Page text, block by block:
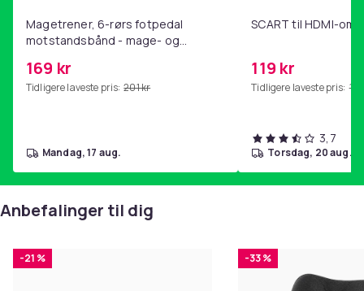
Magetrener, 6-rørs fotpedal
motstandsbånd - mage- og
hjemmegymnastikk Pink
169 kr
Tidligere laveste pris: 201 kr
mandag, 17 aug.
SCART til HDMI-
119 kr
Tidligere laveste pris:
3,7
torsdag, 20 aug.
Anbefalinger til dig
-21 % -33 %